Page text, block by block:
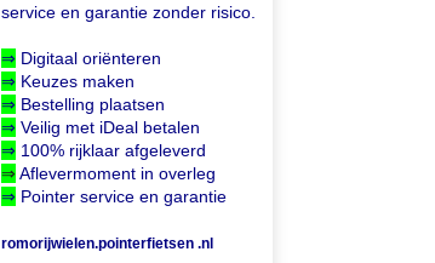
service en garantie zonder risico.
⇒ Digitaal oriënteren
⇒ Keuzes maken
⇒ Bestelling plaatsen
⇒ Veilig met iDeal betalen
⇒ 100% rijklaar afgeleverd
⇒ Aflevermoment in overleg
⇒ Pointer service en garantie
romorijwielen.pointerfietsen .nl